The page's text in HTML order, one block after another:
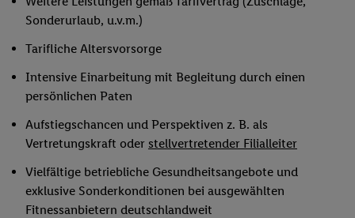
Sonderurlaub, u.v.m.)
Tarifliche Altersvorsorge
Intensive Einarbeitung mit Begleitung durch einen
persönlichen Paten
Aufstiegschancen und Perspektiven z. B. als
Vertretungskraft oder stellvertretender Filialleiter
Vielfältige betriebliche Gesundheitsangebote und
exklusive Sonderkonditionen bei ausgewählten
Fitnessanbietern deutschlandweit